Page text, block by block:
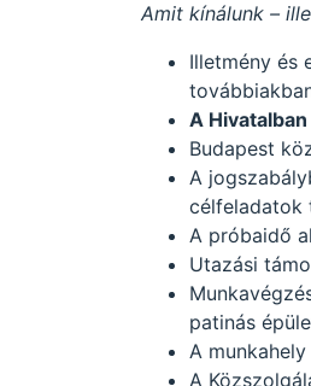
Amit kínálunk –
Illetmény és
A
Budapest
A
célfeladatok
A próbaidő
Utazási
patinás
A
A